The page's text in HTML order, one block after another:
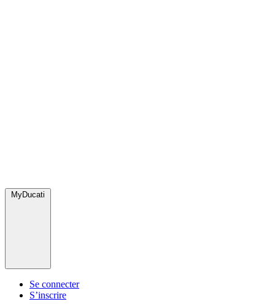
MyDucati
Se connecter
S’inscrire